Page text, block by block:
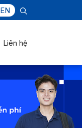
EN
Liên hệ